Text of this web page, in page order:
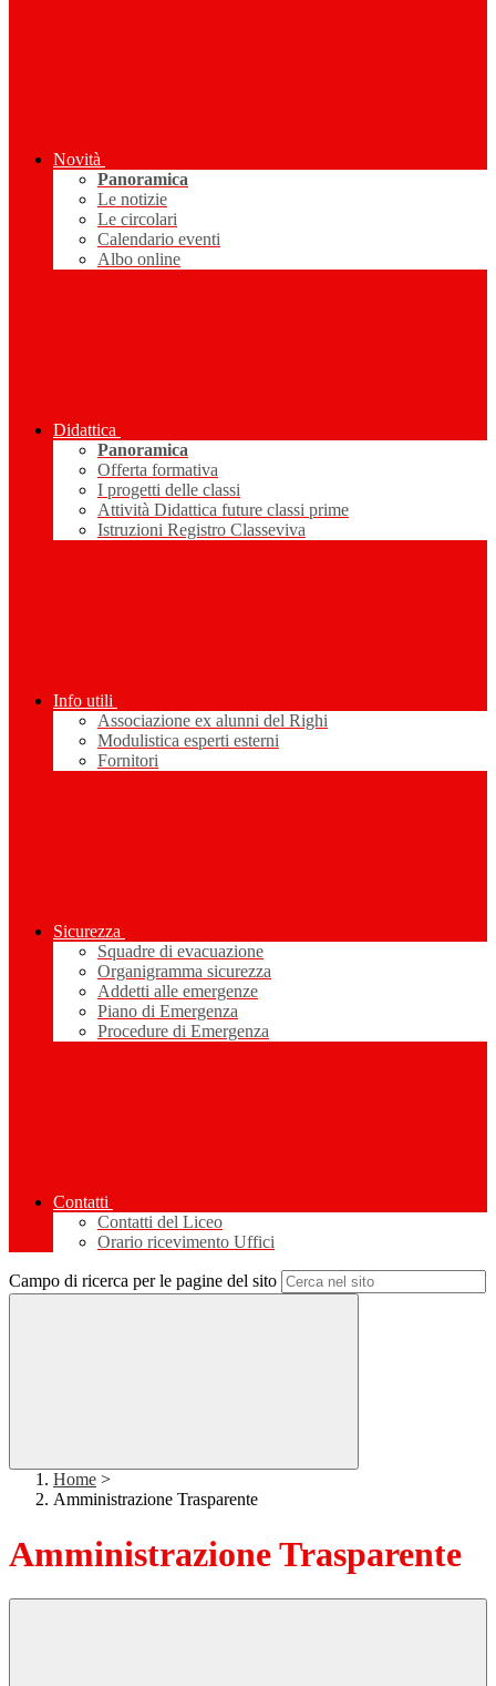
Novità
Panoramica
Le notizie
Le circolari
Calendario eventi
Albo online
Didattica
Panoramica
Offerta formativa
I progetti delle classi
Attività Didattica future classi prime
Istruzioni Registro Classeviva
Info utili
Associazione ex alunni del Righi
Modulistica esperti esterni
Fornitori
Sicurezza
Squadre di evacuazione
Organigramma sicurezza
Addetti alle emergenze
Piano di Emergenza
Procedure di Emergenza
Contatti
Contatti del Liceo
Orario ricevimento Uffici
Campo di ricerca per le pagine del sito
Home >
Amministrazione Trasparente
Amministrazione Trasparente